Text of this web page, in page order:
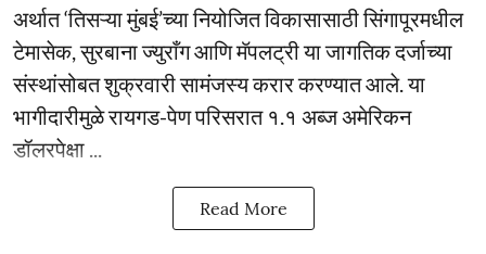
अर्थात ‘तिसऱ्या मुंबई’च्या नियोजित विकासासाठी सिंगापूरमधील
टेमासेक, सुरबाना ज्युराँग आणि मॅपलट्री या जागतिक दर्जाच्या
संस्थांसोबत शुक्रवारी सामंजस्य करार करण्यात आले. या
भागीदारीमुळे रायगड-पेण परिसरात १.१ अब्ज अमेरिकन
डॉलरपेक्षा ...
Read More